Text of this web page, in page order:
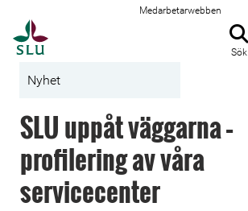
Medarbetarwebben
Sök
Nyhet
SLU uppåt väggarna –
profilering av våra
servicecenter